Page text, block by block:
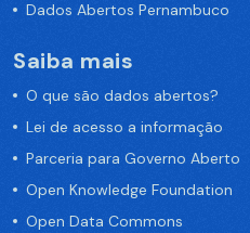
Dados Abertos Pernambuco
Saiba mais
O que são dados abertos?
Lei de acesso a informação
Parceria para Governo Aberto
Open Knowledge Foundation
Open Data Commons